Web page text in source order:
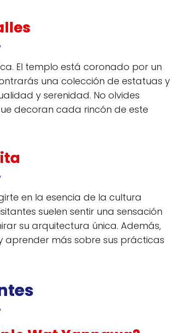
El templo está coronado por un
una colección de estatuas y
y serenidad. No olvides
decoran cada rincón de este
en la esencia de la cultura
suelen sentir una sensación
su arquitectura única. Además,
aprender más sobre sus prácticas